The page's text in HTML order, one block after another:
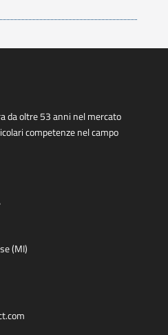
da oltre 53 anni nel mercato
competenze nel campo
(MI)